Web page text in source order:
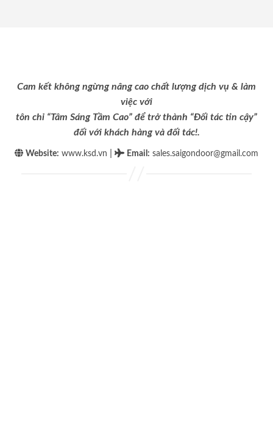
Cam kết không ngừng nâng cao chất lượng dịch vụ & làm
việc với
tôn chỉ “Tâm Sáng Tầm Cao” để trở thành “Đối tác tin cậy”
đối với khách hàng và đối tác!.
Website: www.ksd.vn Email : sales.saigondoor@gmail.com